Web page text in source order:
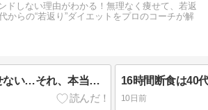
ドしない理由がわかる！無理なく痩せて、若返
からの“若返り”ダイエットをプロのコーチが解
食べてないのに痩せない…それ、本当に停滞期？
10日前